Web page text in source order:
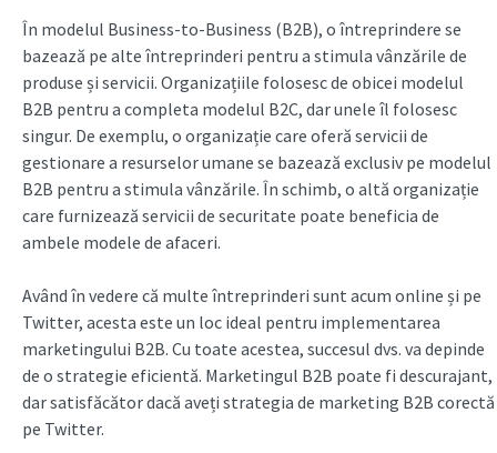
În modelul Business-to-Business (B2B), o întreprindere se
bazează pe alte întreprinderi pentru a stimula vânzările de
produse și servicii. Organizațiile folosesc de obicei modelul
B2B pentru a completa modelul B2C, dar unele îl folosesc
singur. De exemplu, o organizație care oferă servicii de
gestionare a resurselor umane se bazează exclusiv pe modelul
B2B pentru a stimula vânzările. În schimb, o altă organizație
care furnizează servicii de securitate poate beneficia de
ambele modele de afaceri.
Având în vedere că multe întreprinderi sunt acum online și pe
Twitter, acesta este un loc ideal pentru implementarea
marketingului B2B. Cu toate acestea, succesul dvs. va depinde
de o strategie eficientă. Marketingul B2B poate fi descurajant,
dar satisfăcător dacă aveți strategia de marketing B2B corectă
pe Twitter.